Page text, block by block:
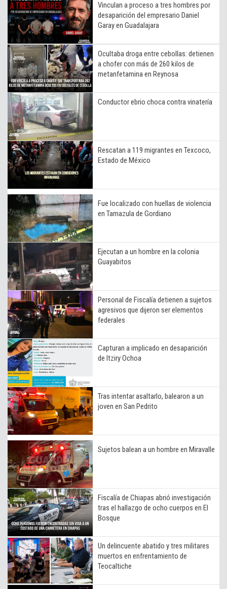
Vinculan a proceso a tres hombres por
desaparición del empresario Daniel
Garay en Guadalajara
Ocultaba droga entre cebollas: detienen
a chofer con más de 260 kilos de
metanfetamina en Reynosa
Conductor ebrio choca contra vinatería
Rescatan a 119 migrantes en Texcoco,
Estado de México
Fue localizado con huellas de violencia
en Tamazula de Gordiano
Ejecutan a un hombre en la colonia
Guayabitos
Personal de Fiscalía detienen a sujetos
agresivos que dijeron ser elementos
federales
Capturan a implicado en desaparición
de Itziry Ochoa
Tras intentar asaltarlo, balearon a un
joven en San Pedrito
Sujetos balean a un hombre en Miravalle
Fiscalía de Chiapas abrió investigación
tras el hallazgo de ocho cuerpos en El
Bosque
Un delincuente abatido y tres militares
muertos en enfrentamiento de
Teocaltiche